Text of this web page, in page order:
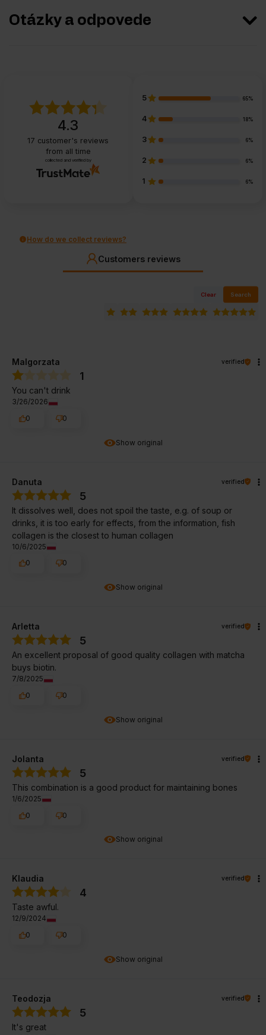
Otázky a odpovede
4.3
17 customer's reviews
from all time
collected and verified by
5 65%
4 18%
3 6%
2 6%
1 6%
How do we collect reviews?
Customers reviews
Clear Search
Show original
Malgorzata verified
1
You can't drink
3/26/2026
0
0
Show original
Danuta verified
5
It dissolves well, does not spoil the taste, e.g. of soup or
drinks, it is too early for effects, from the information, fish
collagen is the closest to human collagen
10/6/2025
0
0
Show original
Arletta verified
5
An excellent proposal of good quality collagen with matcha
buys biotin.
7/8/2025
0
0
Show original
Jolanta verified
5
This combination is a good product for maintaining bones
1/6/2025
0
0
Show original
Klaudia verified
4
Taste awful.
12/9/2024
0
0
Teodozja verified
5
It's great